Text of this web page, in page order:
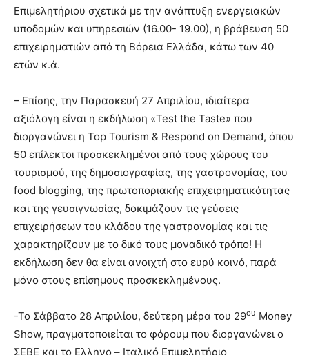
Επιμελητήριου σχετικά με την ανάπτυξη ενεργειακών
υποδομών και υπηρεσιών (16.00- 19.00), η βράβευση 50
επιχειρηματιών από τη Βόρεια Ελλάδα, κάτω των 40
ετών κ.ά.
– Επίσης, την Παρασκευή 27 Απριλίου, ιδιαίτερα
αξιόλογη είναι η εκδήλωση «Test the Taste» που
διοργανώνει η Top Tourism & Respond on Demand, όπου
50 επίλεκτοι προσκεκλημένοι από τους χώρους του
τουρισμού, της δημοσιογραφίας, της γαστρονομίας, του
food blogging, της πρωτοποριακής επιχειρηματικότητας
και της γευσιγνωσίας, δοκιμάζουν τις γεύσεις
επιχειρήσεων του κλάδου της γαστρονομίας και τις
χαρακτηρίζουν με το δικό τους μοναδικό τρόπο! Η
εκδήλωση δεν θα είναι ανοιχτή στο ευρύ κοινό, παρά
μόνο στους επίσημους προσκεκλημένους.
-Το Σάββατο 28 Απριλίου, δεύτερη μέρα του 29ου Money
Show, πραγματοποιείται το φόρουμ που διοργανώνει ο
ΣΕΒΕ και το Ελληνο – Ιταλικό Επιμελητήριο